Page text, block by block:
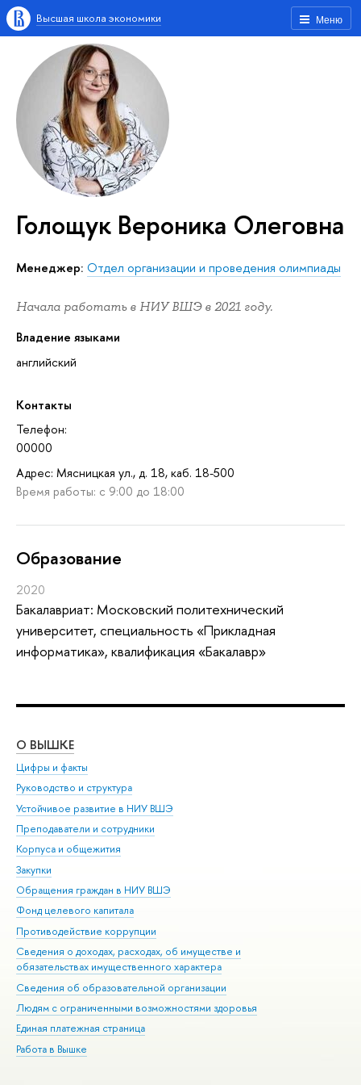
Меню
Высшая школа экономики
Голощук Вероника Олеговна
Менеджер: Отдел организации и проведения олимпиады
Начала работать в НИУ ВШЭ в 2021 году.
Владение языками
английский
Контакты
Телефон:
00000
Адрес: Мясницкая ул., д. 18, каб. 18-500
Время работы: с 9:00 до 18:00
Oбразование
2020
Бакалавриат: Московский политехнический
университет, специальность «Прикладная
информатика», квалификация «Бакалавр»
О ВЫШКЕ
Цифры и факты
Руководство и структура
Устойчивое развитие в НИУ ВШЭ
Преподаватели и сотрудники
Корпуса и общежития
Закупки
Обращения граждан в НИУ ВШЭ
Фонд целевого капитала
Противодействие коррупции
Сведения о доходах, расходах, об имуществе и
обязательствах имущественного характера
Сведения об образовательной организации
Людям с ограниченными возможностями здоровья
Единая платежная страница
Работа в Вышке